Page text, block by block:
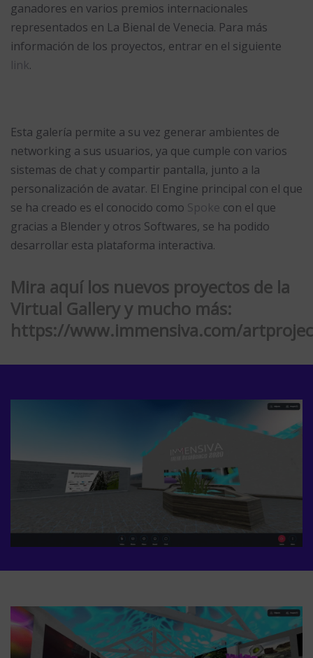
ganadores en varios premios internacionales
representados en La Bienal de Venecia. Para más
información de los proyectos, entrar en el siguiente
link.
Esta galería permite a su vez generar ambientes de
networking a sus usuarios, ya que cumple con varios
sistemas de chat y compartir pantalla, junto a la
personalización de avatar. El Engine principal con el que
se ha creado es el conocido como Spoke con el que
gracias a Blender y otros Softwares, se ha podido
desarrollar esta plataforma interactiva.
Mira aquí los nuevos proyectos de la
Virtual Gallery y mucho más:
https://www.immensiva.com/